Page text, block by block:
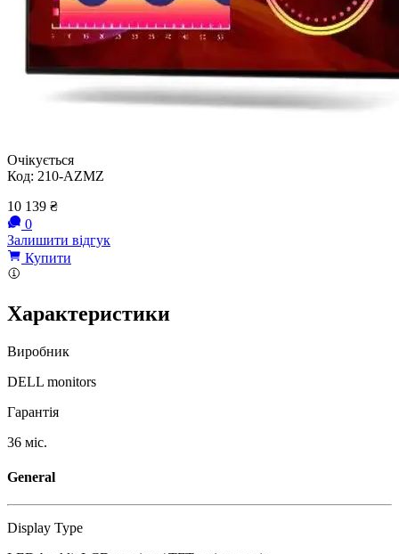
Очікується
Код: 210-AZMZ
10 139 ₴
0
Залишити відгук
Купити
Характеристики
Виробник
DELL monitors
Гарантія
36 міс.
General
Display Type